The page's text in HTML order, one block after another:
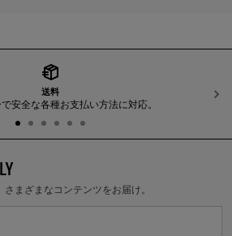
送料
安全な各種お支払い方法に対応。
まざまなコンテンツをお届け。